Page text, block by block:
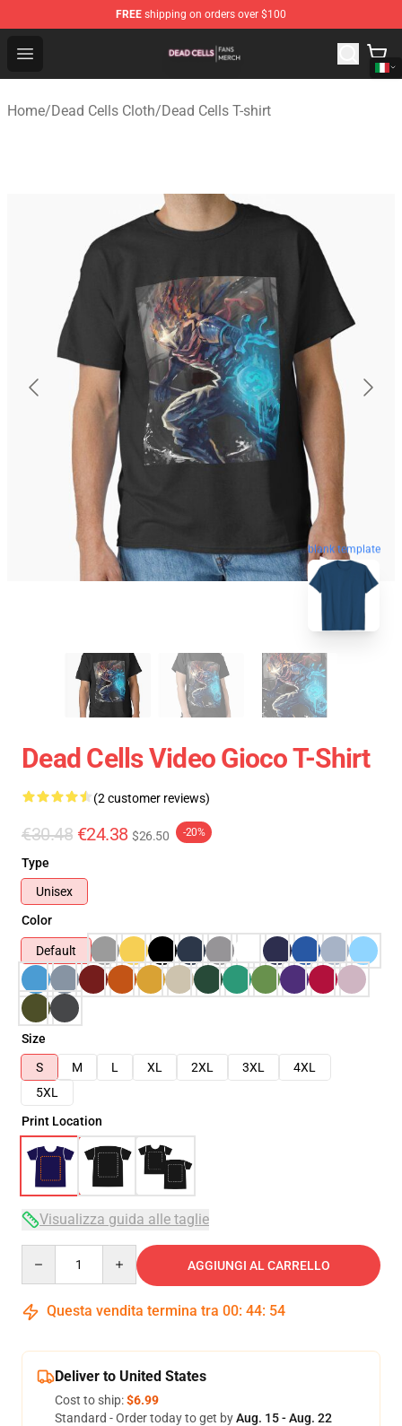
FREE shipping on orders over $100
Open menu
Dead Cells Shop - Official Dead Cells Merchandise Store
Home/Dead Cells Cloth/Dead Cells T-shirt
blank template
Dead Cells Video Gioco T-Shirt
(2 customer reviews)
€30.48 €24.38 $26.50 -20%
Type
Unisex
Color
Default
Size
S
M L XL 2XL 3XL
4XL
5XL
Print Location
Visualizza guida alle taglie
AGGIUNGI AL CARRELLO
Questa vendita termina tra 00: 44: 54
Deliver to United States
Cost to ship:$6.99
Standard - Order today to get byAug. 15 - Aug. 22